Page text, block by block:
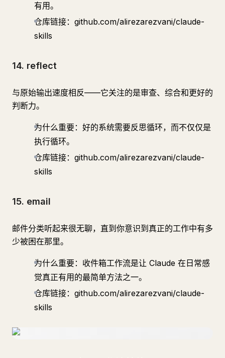
有用。
仓库链接：github.com/alirezarezvani/claude-
skills
14. reflect
与原始输出速度相反——它关注的是审查、综合和更好的
判断力。
为什么重要：好的系统需要反思循环，而不仅仅是
执行循环。
仓库链接：github.com/alirezarezvani/claude-
skills
15. email
邮件分类听起来很无聊，直到你意识到真正的工作中有多
少被困在那里。
为什么重要：收件箱工作流是让 Claude 在日常感
觉真正有用的最简单方法之一。
仓库链接：github.com/alirezarezvani/claude-
skills